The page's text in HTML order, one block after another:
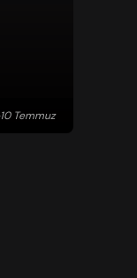
Temmuz